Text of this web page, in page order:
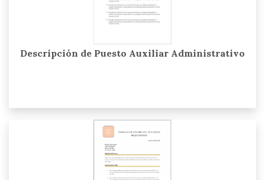
Descripción de Puesto Auxiliar Administrativo